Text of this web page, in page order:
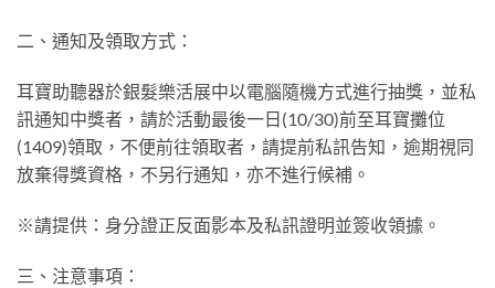
二、通知及領取方式：
耳寶助聽器於銀髮樂活展中以電腦隨機方式進行抽獎，並私
訊通知中獎者，請於活動最後一日(10/30)前至耳寶攤位
(1409)領取，不便前往領取者，請提前私訊告知，逾期視同
放棄得獎資格，不另行通知，亦不進行候補。
※請提供：身分證正反面影本及私訊證明並簽收領據。
三、注意事項：